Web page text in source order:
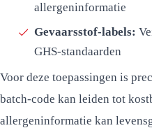
allergeninformatie
Gevaarsstof-labels:
GHS-standaarden
Voor deze toepassingen is
batch-code kan leiden tot
allergeninformatie kan